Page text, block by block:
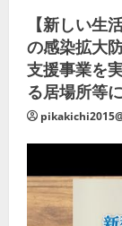
【新しい生
の感染拡大
支援事業を
る居場所等